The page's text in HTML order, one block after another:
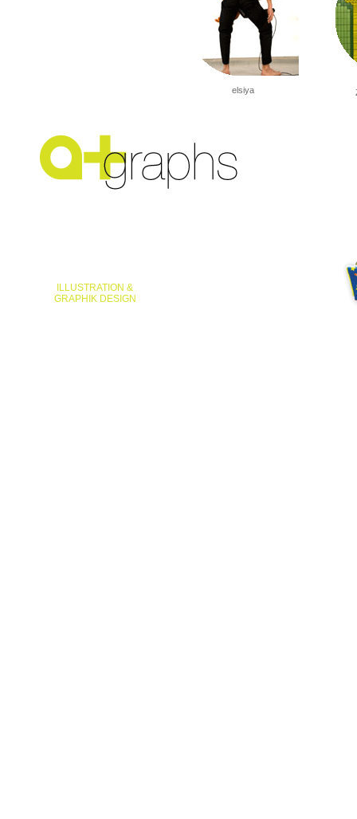
elsiya
ILLUSTRATION &
GRAPHIK DESIGN